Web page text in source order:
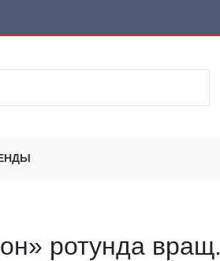
ротунда вращ.